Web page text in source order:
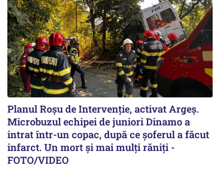
Planul Roşu de Intervenţie, activat Argeş.
Microbuzul echipei de juniori Dinamo a
intrat într-un copac, după ce șoferul a făcut
infarct. Un mort și mai mulți răniți -
FOTO/VIDEO